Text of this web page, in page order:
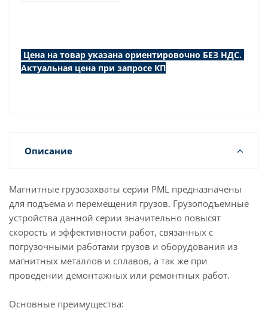
Цена на товар указана ориентировочно БЕЗ НДС.
Актуальная цена при запросе КП
Описание
Магнитные грузозахваты серии PML предназначены
для подъема и перемещения грузов. Грузоподъемные
устройства данной серии значительно повысят
скорость и эффективности работ, связанных с
погрузочными работами грузов и оборудования из
магнитных металлов и сплавов, а так же при
проведении демонтажных или ремонтных работ.
Основные преимущества: